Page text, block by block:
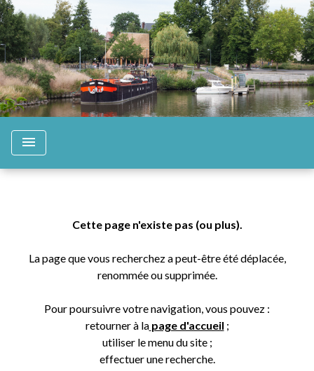
menu
Cette page n'existe pas (ou plus).
La page que vous recherchez a peut-être été déplacée,
renommée ou supprimée.
Pour poursuivre votre navigation, vous pouvez :
retourner à la page d'accueil ;
utiliser le menu du site ;
effectuer une recherche.